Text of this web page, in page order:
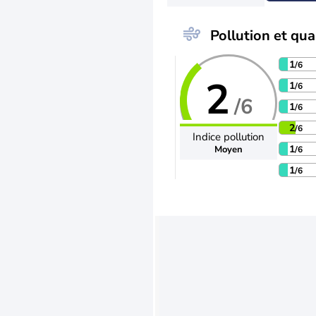
Pollution et
2 /6
Indice pollution
Moyen
1/6
1/6
1/6
2/6
1/6
1/6